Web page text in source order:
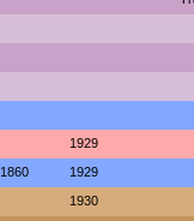
1929
1860 1929
1930